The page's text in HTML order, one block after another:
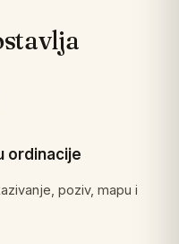
ordinacije
poziv, mapu i